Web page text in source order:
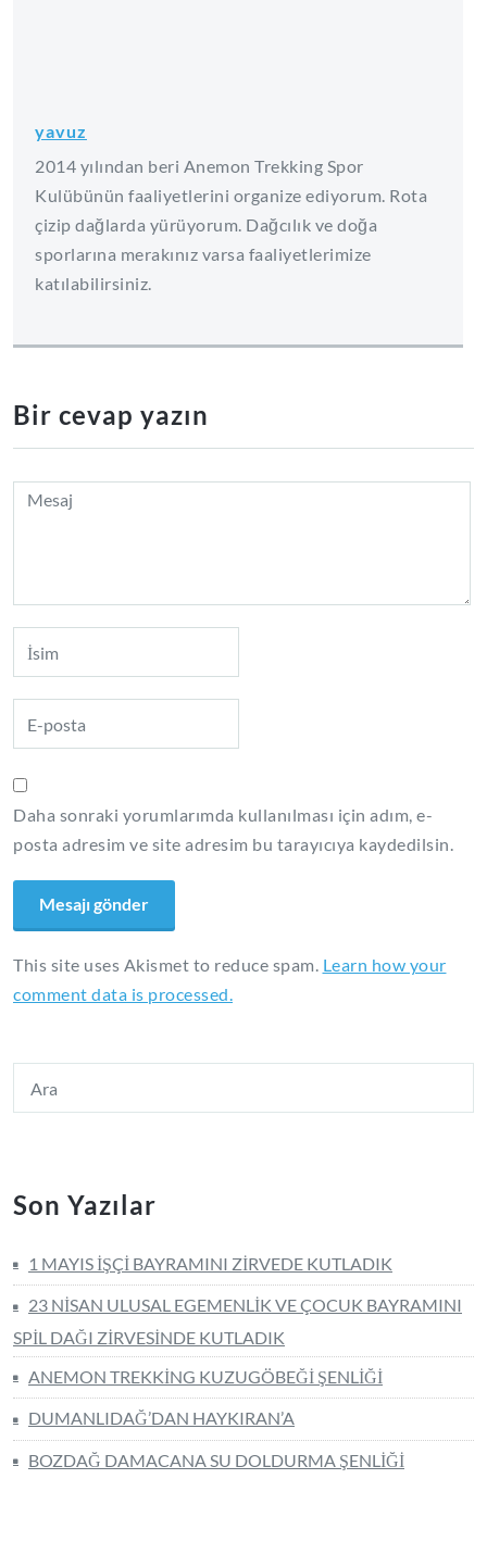
yavuz
2014 yılından beri Anemon Trekking Spor
Kulübünün faaliyetlerini organize ediyorum. Rota
çizip dağlarda yürüyorum. Dağcılık ve doğa
sporlarına merakınız varsa faaliyetlerimize
katılabilirsiniz.
Bir cevap yazın
Daha sonraki yorumlarımda kullanılması için adım, e-
posta adresim ve site adresim bu tarayıcıya kaydedilsin.
This site uses Akismet to reduce spam. Learn how your
comment data is processed.
Son Yazılar
1 MAYIS İŞÇİ BAYRAMINI ZİRVEDE KUTLADIK
23 NİSAN ULUSAL EGEMENLİK VE ÇOCUK BAYRAMINI
SPİL DAĞI ZİRVESİNDE KUTLADIK
ANEMON TREKKİNG KUZUGÖBEĞİ ŞENLİĞİ
DUMANLIDAĞ’DAN HAYKIRAN’A
BOZDAĞ DAMACANA SU DOLDURMA ŞENLİĞİ